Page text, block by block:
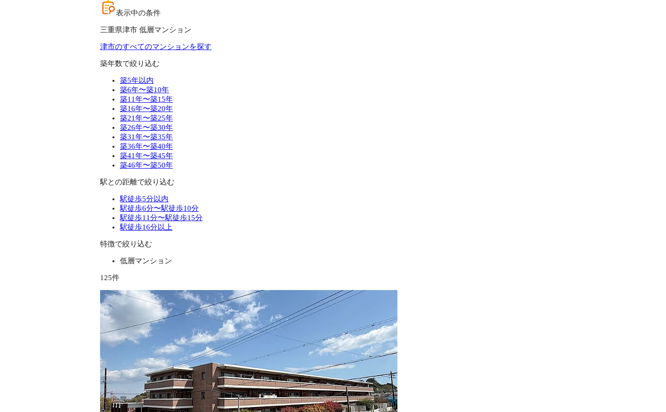
表示中の条件
三重県津市 低層マンション
津市のすべてのマンションを探す
築年数で絞り込む
築5年以内
築6年〜築10年
築11年〜築15年
築16年〜築20年
築21年〜築25年
築26年〜築30年
築31年〜築35年
築36年〜築40年
築41年〜築45年
築46年〜築50年
駅との距離で絞り込む
駅徒歩5分以内
駅徒歩6分〜駅徒歩10分
駅徒歩11分〜駅徒歩15分
駅徒歩16分以上
特徴で絞り込む
低層マンション
125件